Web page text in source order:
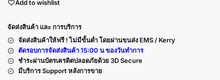
Add to wishlist
จัดส่งสินค้า และ การบริการ
จัดส่งสินค้าให้ฟรี ! ไม่มีขั้นต่ำ โดยผ่านขนส่ง EMS / Kerry
ตัดรอบการจัดส่งสินค้า 15:00 น ของวันทำการ
ชำระผ่านบัตรเครดิตปลอดภัยด้วย 3D Secure
มีบริการ Support หลังการขาย